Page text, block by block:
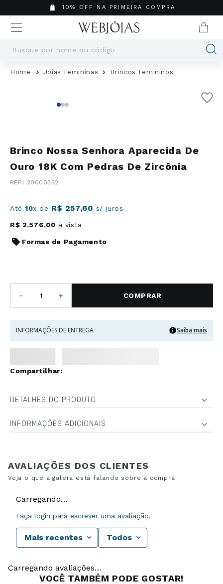
10% OFF NA PRIMEIRA COMPRA
Busque por nome ou código
Joias Femininas Brincos Femininos
Brinco Nossa Senhora Aparecida De
Ouro 18K Com Pedras De Zircônia
: 20000352
Até10x de R$ 257,60 s/ juros
R$ 2.576,00 à vista
Formas de Pagamento
＋
－ COMPRAR
INFORMAÇÕES DE ENTREGA Saiba mais
DETALHES DO PRODUTO
INFORMAÇÕES ADICIONAIS
Carregando…
Faça login para escrever uma avaliação.
Mais recentes Todos
Carregando avaliações…
VOCÊ TAMBÉM PODE GOSTAR!
Termos mais buscados
6º
Argola
7º
Pingente
8º
Casamento
10
Moissanite